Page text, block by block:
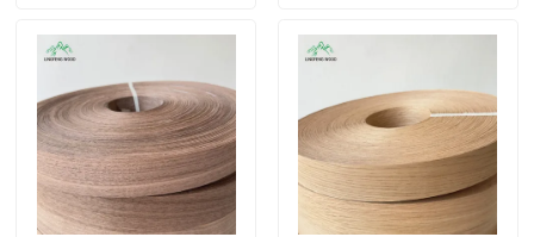
Video's
Over ons